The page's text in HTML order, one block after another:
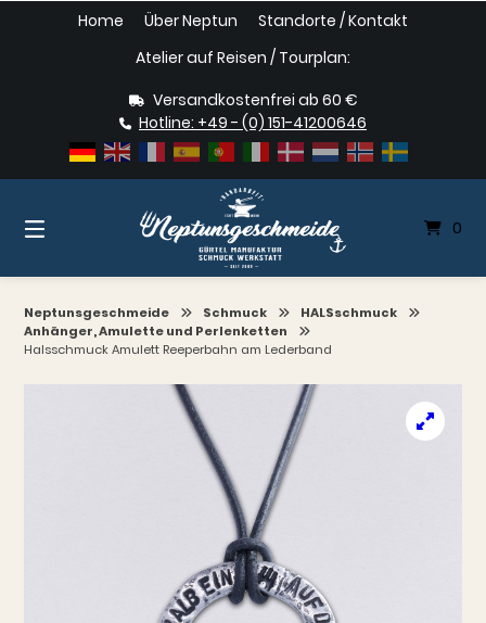
Home Über Neptun
Standorte / Kontakt
Atelier auf Reisen / Tourplan:
Versandkostenfrei ab 60 €
Hotline: +49 - (0) 151-41200646
0
Neptunsgeschmeide Schmuck
HALSschmuck
Anhänger, Amulette und Perlenketten
Halsschmuck Amulett Reeperbahn am Lederband